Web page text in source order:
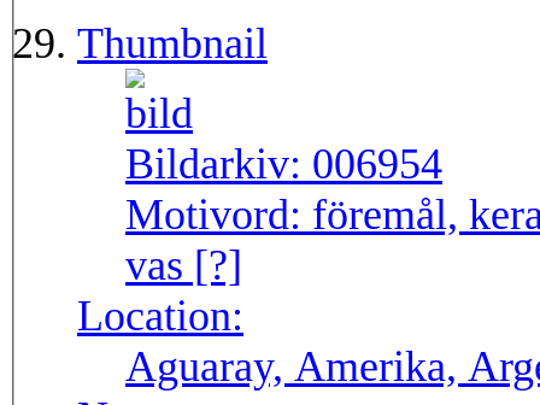
Thumbnail
Bildarkiv: 006954
Motivord: föremål,
vas [?]
Location:
Aguaray, Amerika,